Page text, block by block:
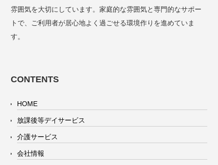
雰囲気を大切にしています。家庭的な雰囲気と専門的なサポー
トで、ご利用者が居心地よく過ごせる環境作りを進めていま
す。
CONTENTS
HOME
放課後等デイサービス
介護サービス
会社情報